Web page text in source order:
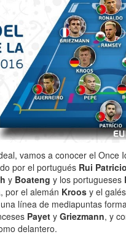
vamos a conocer el Once
por el portugués Rui Patricio
y Boateng y los portugueses
por el alemán Kroos y el galés
línea de mediapuntas
Payet y Griezmann, y
delantero.